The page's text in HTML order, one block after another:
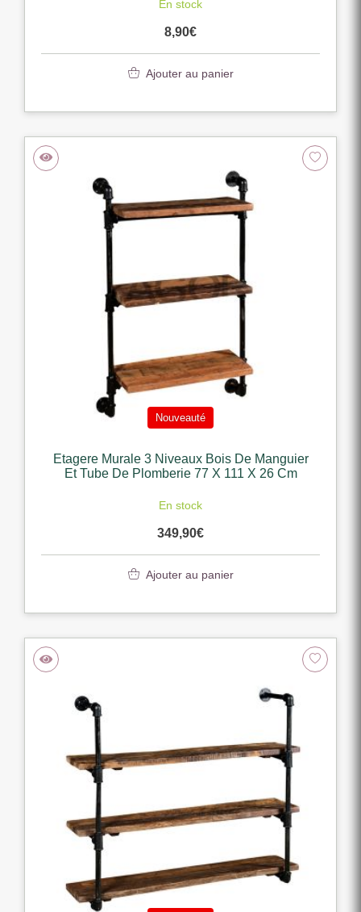
En stock
8,90€
Ajouter au panier
Nouveauté
Etagere Murale 3 Niveaux Bois De Manguier
Et Tube De Plomberie 77 X 111 X 26 Cm
En stock
349,90€
Ajouter au panier